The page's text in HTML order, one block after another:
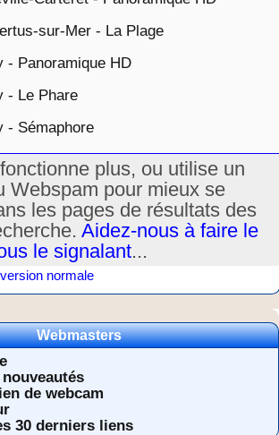
sur-Mer - La Plage
- Panoramique HD
- Le Phare
- Sémaphore
plus, ou utilise un
Webspam pour mieux se
les pages de résultats des
Aidez-nous à faire le
le signalant...
normale
Webmasters
de webcam
30 derniers liens